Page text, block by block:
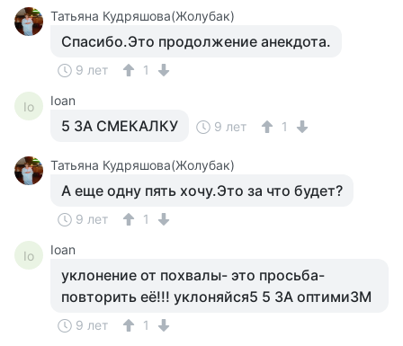
Татьяна Кудряшова(Жолубак)
Спасибо.Это продолжение анекдота.
9 лет 1
Io Ioan
5 ЗА СМЕКАЛКУ 9 лет 1
Татьяна Кудряшова(Жолубак)
А еще одну пять хочу.Это за что будет?
9 лет 1
Io Ioan
уклонение от похвалы- это просьба-
повторить её!!! уклоняйся5 5 ЗА оптимиЗМ
9 лет
1